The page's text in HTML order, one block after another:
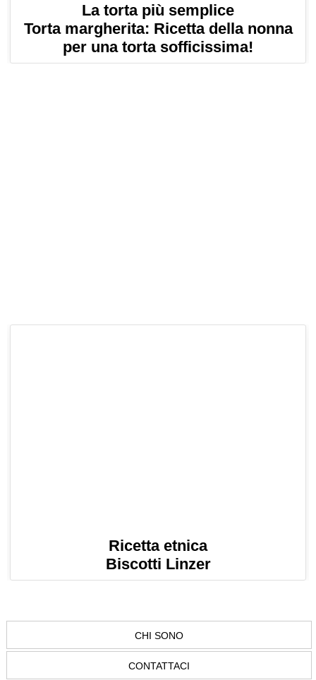
La torta più semplice
Torta margherita: Ricetta della nonna
per una torta sofficissima!
Ricetta etnica
Biscotti Linzer
CHI SONO
CONTATTACI